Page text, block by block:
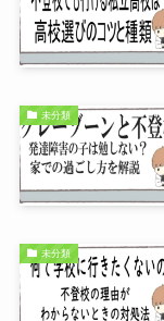
未分類
未分類